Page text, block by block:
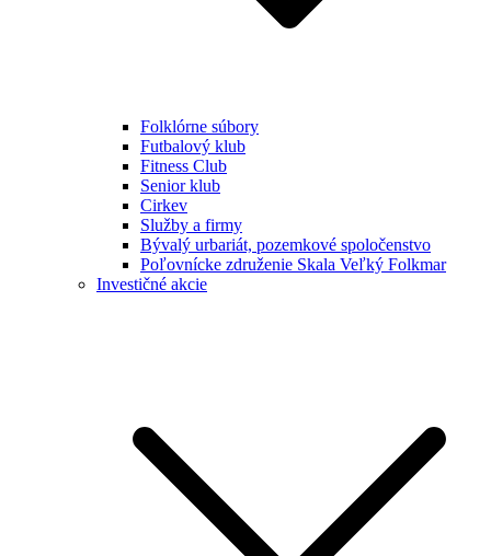
Folklórne súbory
Futbalový klub
Fitness Club
Senior klub
Cirkev
Služby a firmy
Bývalý urbariát, pozemkové spoločenstvo
Poľovnícke združenie Skala Veľký Folkmar
Investičné akcie